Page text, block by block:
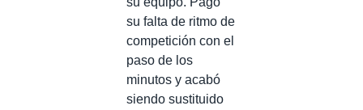
su falta de ritmo de
competición con el
paso de los
minutos y acabó
siendo sustituido